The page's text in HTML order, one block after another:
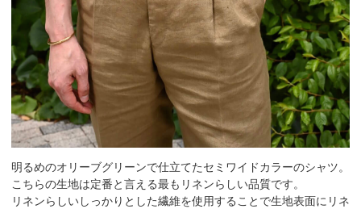
明るめのオリーブグリーンで仕立てたセミワイドカラーのシャツ。
こちらの生地は定番と言える最もリネンらしい品質です。
リネンらしいしっかりとした繊維を使用することで生地表面にリネ